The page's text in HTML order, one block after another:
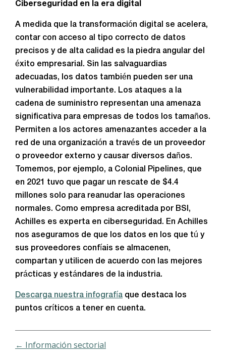
Ciberseguridad en la era digital
A medida que la transformación digital se acelera,
contar con acceso al tipo correcto de datos
precisos y de alta calidad es la piedra angular del
éxito empresarial. Sin las salvaguardias
adecuadas, los datos también pueden ser una
vulnerabilidad importante. Los ataques a la
cadena de suministro representan una amenaza
significativa para empresas de todos los tamaños.
Permiten a los actores amenazantes acceder a la
red de una organización a través de un proveedor
o proveedor externo y causar diversos daños.
Tomemos, por ejemplo, a Colonial Pipelines, que
en 2021 tuvo que pagar un rescate de $4.4
millones solo para reanudar las operaciones
normales. Como empresa acreditada por BSI,
Achilles es experta en ciberseguridad. En Achilles
nos aseguramos de que los datos en los que tú y
sus proveedores confíais se almacenen,
compartan y utilicen de acuerdo con las mejores
prácticas y estándares de la industria.
Descarga nuestra infografía que destaca los
puntos críticos a tener en cuenta.
← Información sectorial